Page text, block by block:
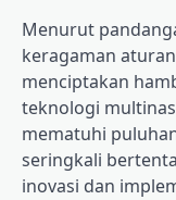
Menurut
keragaman
menciptakan
teknologi
mematuhi
seringkali
inovasi dan